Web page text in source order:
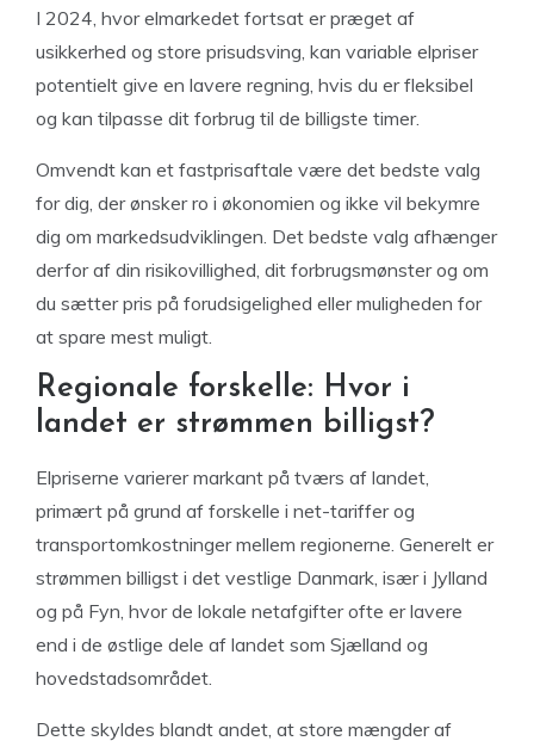
I 2024, hvor elmarkedet fortsat er præget af
usikkerhed og store prisudsving, kan variable elpriser
potentielt give en lavere regning, hvis du er fleksibel
og kan tilpasse dit forbrug til de billigste timer.
Omvendt kan et fastprisaftale være det bedste valg
for dig, der ønsker ro i økonomien og ikke vil bekymre
dig om markedsudviklingen. Det bedste valg afhænger
derfor af din risikovillighed, dit forbrugsmønster og om
du sætter pris på forudsigelighed eller muligheden for
at spare mest muligt.
Regionale forskelle: Hvor i
landet er strømmen billigst?
Elpriserne varierer markant på tværs af landet,
primært på grund af forskelle i net-tariffer og
transportomkostninger mellem regionerne. Generelt er
strømmen billigst i det vestlige Danmark, især i Jylland
og på Fyn, hvor de lokale netafgifter ofte er lavere
end i de østlige dele af landet som Sjælland og
hovedstadsområdet.
Dette skyldes blandt andet, at store mængder af